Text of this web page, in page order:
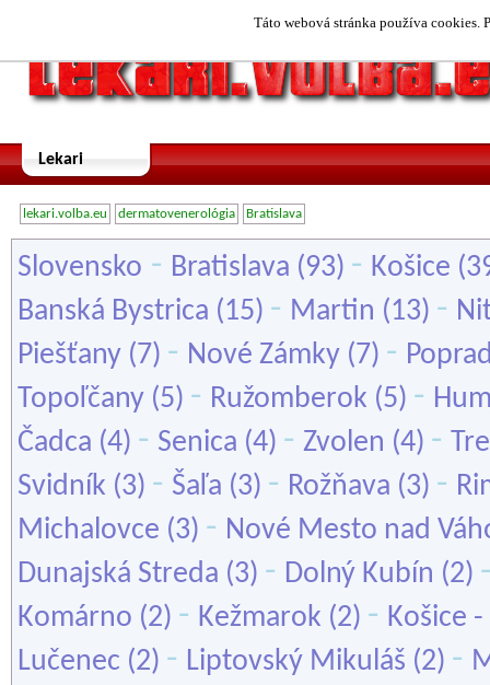
Táto webová stránka používa cookies.
Lekari
lekari.volba.eu dermatovenerológia Bratislava
Slovensko - Bratislava (93) - Košice
Banská Bystrica (15) - Martin (13) -
Piešťany (7) - Nové Zámky (7) -
Topoľčany (5) - Ružomberok (5) -
Čadca (4) - Senica (4) - Zvolen (4) -
Svidník (3) - Šaľa (3) - Rožňava (3) -
Michalovce (3) - Nové Mesto nad
Dunajská Streda (3) - Dolný Kubín (2)
Komárno (2) - Kežmarok (2) - Košice -
Lučenec (2) - Liptovský Mikuláš (2) -